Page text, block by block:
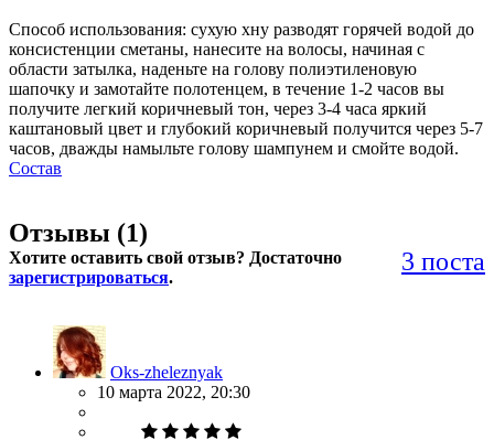
Способ использования: сухую хну разводят горячей водой до
консистенции сметаны, нанесите на волосы, начиная с
области затылка, наденьте на голову полиэтиленовую
шапочку и замотайте полотенцем, в течение 1-2 часов вы
получите легкий коричневый тон, через 3-4 часа яркий
каштановый цвет и глубокий коричневый получится через 5-7
часов, дважды намыльте голову шампунем и смойте водой.
Состав
Отзывы (1)
3 поста
Хотите оставить свой отзыв? Достаточно
зарегистрироваться.
Oks-zheleznyak
10 марта 2022, 20:30